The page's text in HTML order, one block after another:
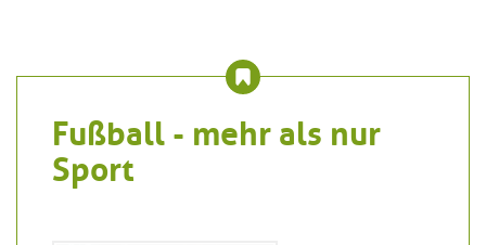
Fußball - mehr als nur
Sport